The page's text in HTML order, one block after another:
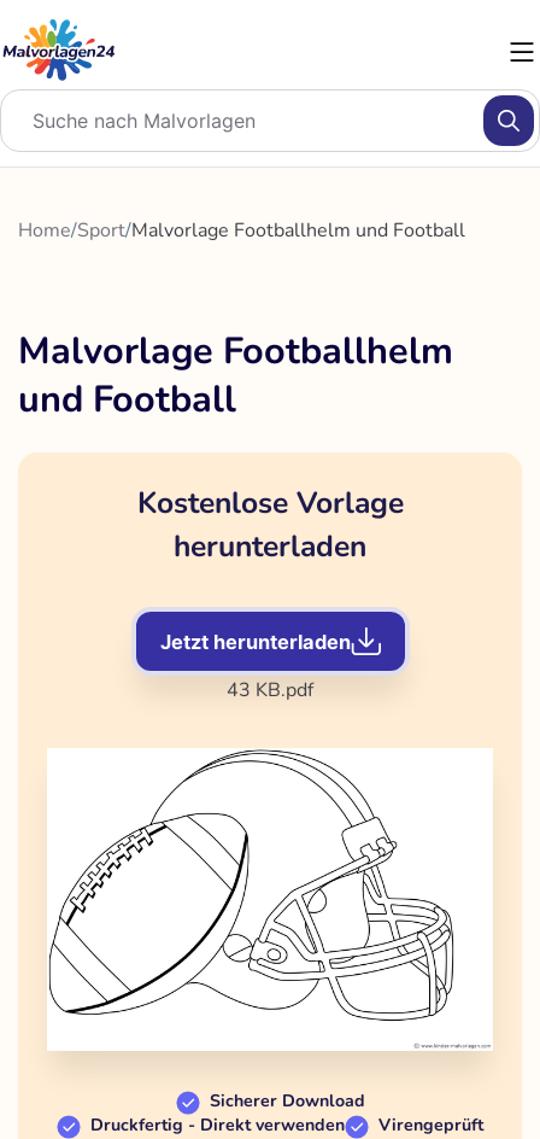
Inhalt
springen
Home/Sport/Malvorlage Footballhelm und Football
Malvorlage Footballhelm
und Football
Kostenlose Vorlage
herunterladen
Jetzt herunterladen
43 KB.pdf
Sicherer Download
Druckfertig - Direkt verwenden
Virengeprüft